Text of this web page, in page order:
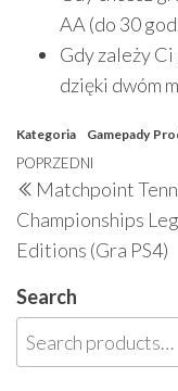
AA (do 30
Gdy zależy Ci
dzięki dwóm
Kategoria Gamepady
Nawigacja
wpisu
Poprzedni
wpis
POPRZEDNI
Matchpoint
Championships
Editions (Gra PS4)
Search